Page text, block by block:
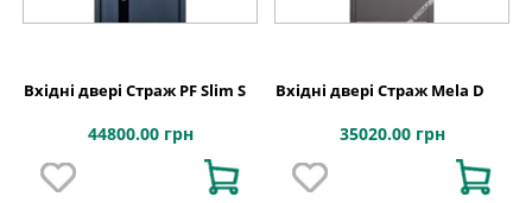
Вхідні двері Страж PF Slim S
44800.00 грн
Вхідні двері Страж Mela D
35020.00 грн